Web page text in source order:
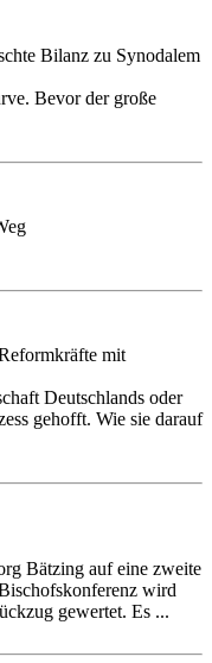
Bilanz zu Synodalem
Bevor der große
mit
Deutschlands oder
gehofft. Wie sie darauf
Bätzing auf eine zweite
wird
gewertet. Es ...